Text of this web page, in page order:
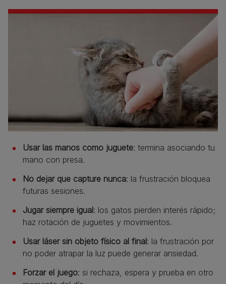
Usar las manos como juguete: termina asociando tu
mano con presa.
No dejar que capture nunca: la frustración bloquea
futuras sesiones.
Jugar siempre igual: los gatos pierden interés rápido;
haz rotación de juguetes y movimientos.
Usar láser sin objeto físico al final: la frustración por
no poder atrapar la luz puede generar ansiedad.
Forzar el juego: si rechaza, espera y prueba en otro